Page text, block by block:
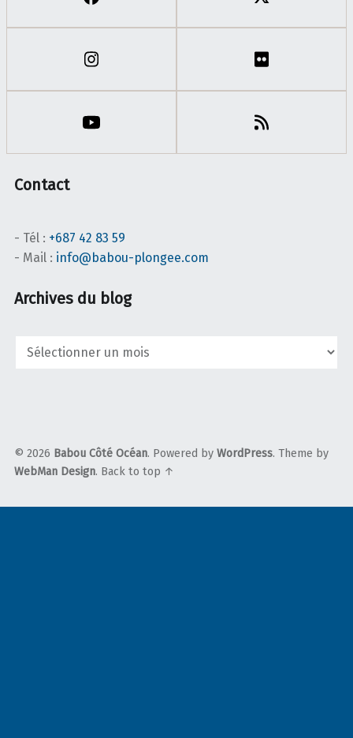
Contact
- Tél : +687 42 83 59
- Mail : info@babou-plongee.com
Archives du blog
Archives
© 2026 Babou Côté Océan. Powered by WordPress. Theme by
WebMan Design. Back to top ↑